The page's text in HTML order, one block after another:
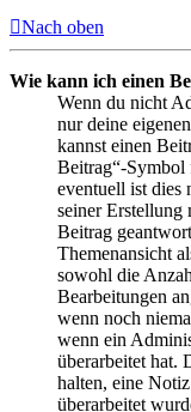
Nach oben
Wie kann ich einen
Wenn du nicht
nur deine
kannst einen
Beitrag“-Symbol
eventuell ist dies
seiner Erstellung
Beitrag
Themenansicht
sowohl die
Bearbeitungen
wenn noch
wenn ein
überarbeitet hat.
halten, eine
überarbeitet